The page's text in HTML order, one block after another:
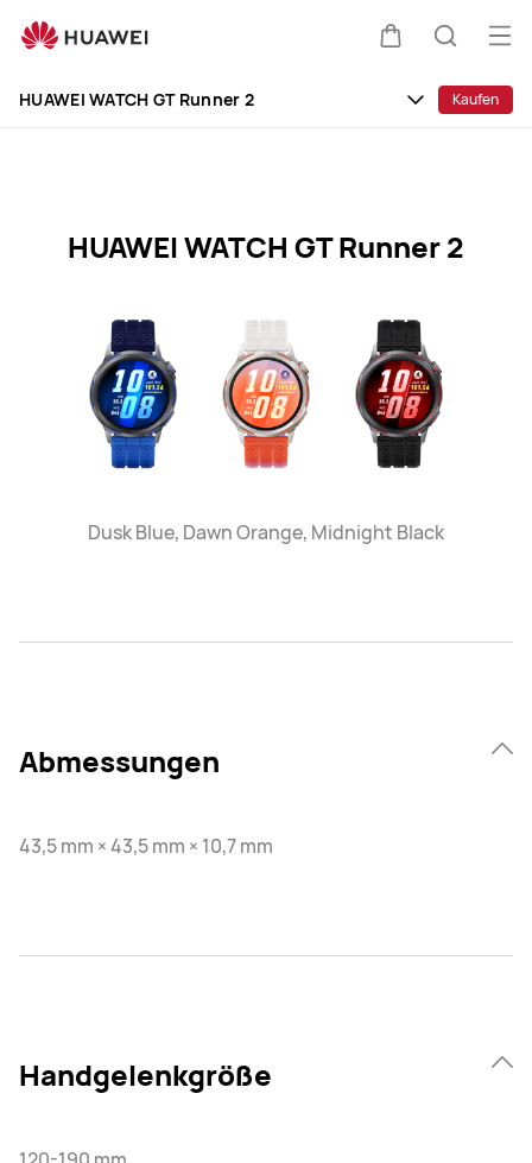
WATCH
Runner
HUAWEI WATCH GT Runner 2 Kaufen
HUAWEI WATCH GT Runner 2
Dusk Blue, Dawn Orange, Midnight Black
Abmessungen
43,5 mm × 43,5 mm × 10,7 mm
Handgelenkgröße